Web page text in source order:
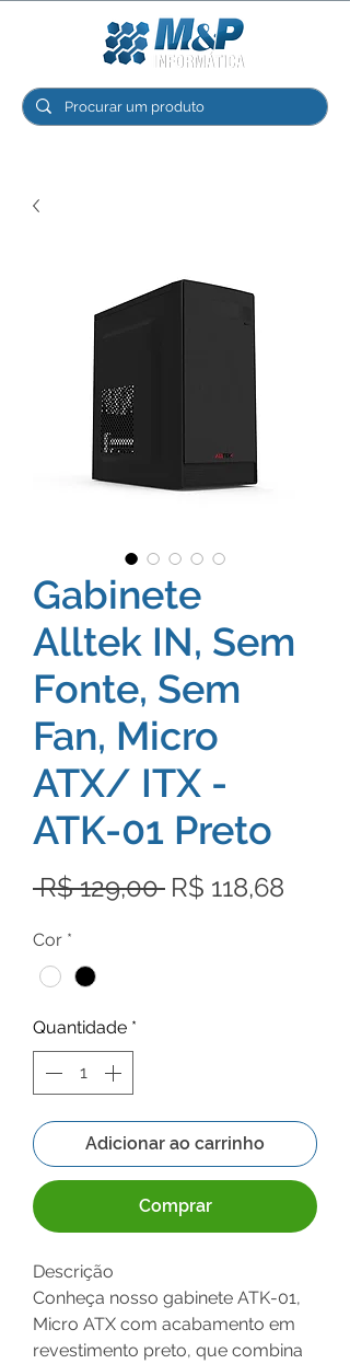
Gabinete
Alltek IN, Sem
Fonte, Sem
Fan, Micro
ATX/ ITX -
ATK-01 Preto
R$ 129,00 Preço
R$ 118,68
Cor *
Quantidade *
Adicionar ao carrinho
Comprar
Descrição
Conheça nosso gabinete ATK-01,
Micro ATX com acabamento em
revestimento preto, que combina